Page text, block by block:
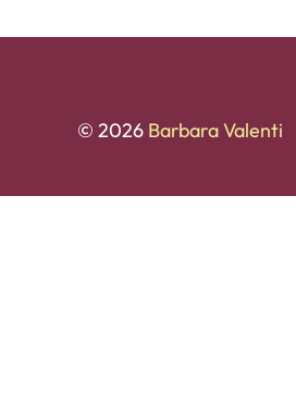
© 2026 Barbara Valenti